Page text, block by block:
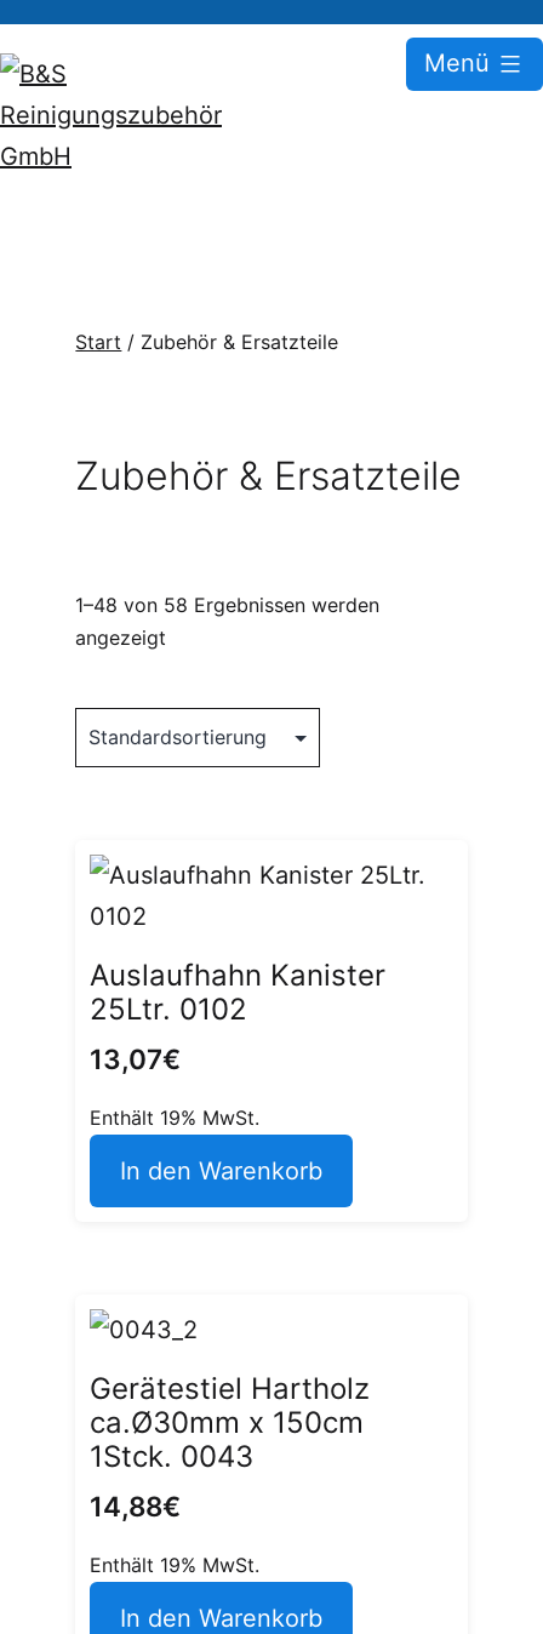
Inhalt
springen
Menü
Start / Zubehör & Ersatzteile
Zubehör & Ersatzteile
1–48 von 58 Ergebnissen werden
angezeigt
Auslaufhahn Kanister
25Ltr. 0102
13,07€
Enthält 19% MwSt.
In den Warenkorb
Gerätestiel Hartholz
ca.Ø30mm x 150cm
1Stck. 0043
14,88€
Enthält 19% MwSt.
In den Warenkorb